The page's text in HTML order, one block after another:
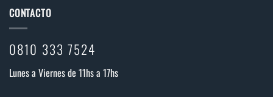
CONTACTO
0810 333 7524
Lunes a Viernes de 11hs a 17hs